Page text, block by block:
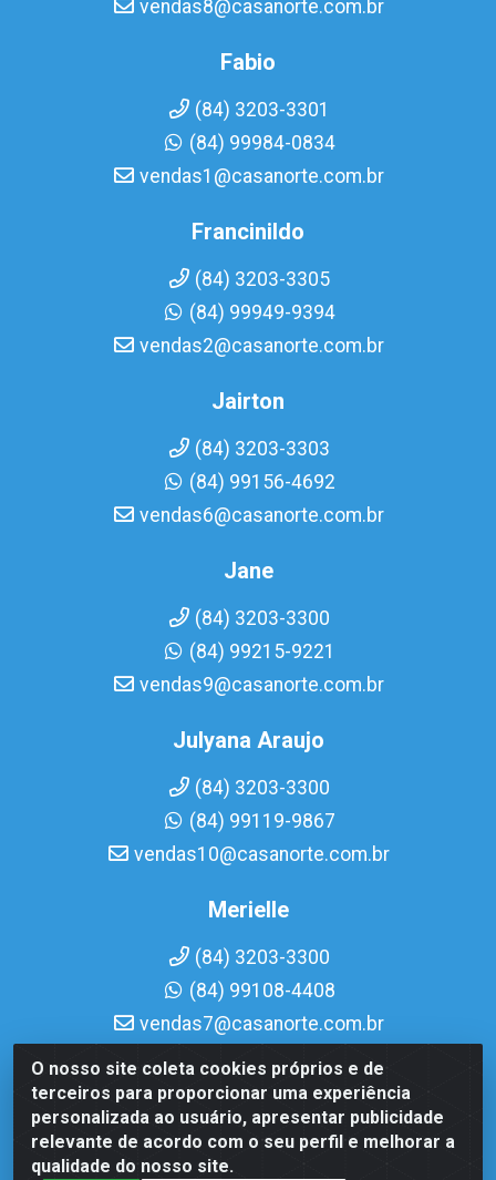
O nosso site coleta cookies próprios e de
terceiros para proporcionar uma experiência
personalizada ao usuário, apresentar publicidade
relevante de acordo com o seu perfil e melhorar a
qualidade do nosso site.
vendas8@casanorte.com.br
Fabio
(84) 3203-3301
(84) 99984-0834
vendas1@casanorte.com.br
Francinildo
(84) 3203-3305
(84) 99949-9394
vendas2@casanorte.com.br
Jairton
(84) 3203-3303
(84) 99156-4692
vendas6@casanorte.com.br
Jane
(84) 3203-3300
(84) 99215-9221
vendas9@casanorte.com.br
Julyana Araujo
(84) 3203-3300
(84) 99119-9867
vendas10@casanorte.com.br
Merielle
(84) 3203-3300
(84) 99108-4408
vendas7@casanorte.com.br
Casa Norte LTDA - Av. Interventor Mário Câmara, 1815 -
Dix-Sept Rosado, Natal/RN - CEP 59054-600 - CNPJ
08.713.513/0001-51